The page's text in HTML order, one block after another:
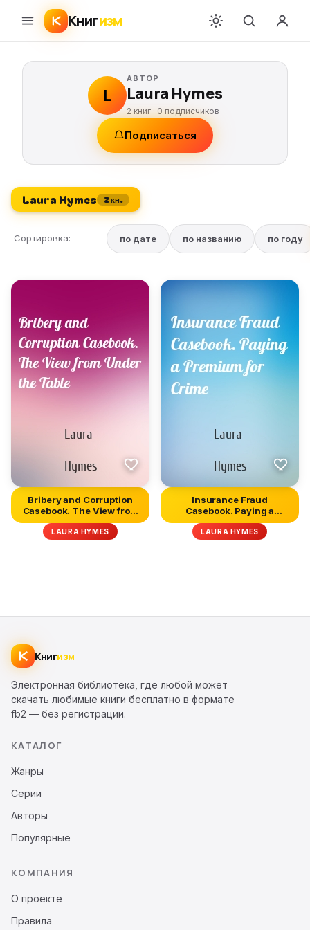
Книгизм
L
АВТОР
Laura Hymes
2 книг · 0 подписчиков
Подписаться
Laura Hymes 2 кн.
Сортировка: по дате по названию по году
Bribery and Corruption
Casebook. The View from
Und...
LAURA HYMES
Insurance Fraud
Casebook. Paying a
Premium for Cri...
LAURA HYMES
Книгизм
Электронная библиотека, где любой может
скачать любимые книги бесплатно в формате
fb2 — без регистрации.
КАТАЛОГ
Жанры
Серии
Авторы
Популярные
КОМПАНИЯ
О проекте
Правила